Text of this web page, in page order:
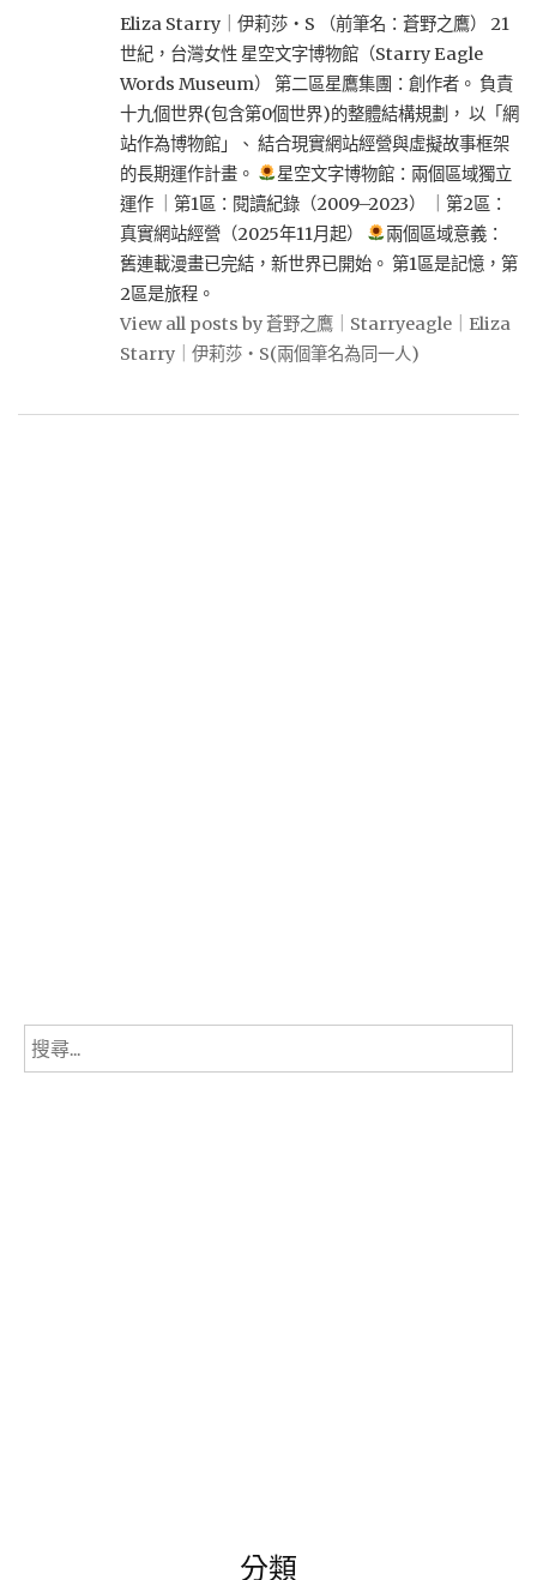
Eliza Starry｜伊莉莎・S （前筆名：蒼野之鷹） 21
世紀，台灣女性 星空文字博物館（Starry Eagle
Words Museum） 第二區星鷹集團：創作者。 負責
十九個世界(包含第0個世界)的整體結構規劃， 以「網
站作為博物館」、 結合現實網站經營與虛擬故事框架
的長期運作計畫。
星空文字博物館：兩個區域獨立
運作 ｜第1區：閱讀紀錄（2009–2023） ｜第2區：
真實網站經營（2025年11月起）
兩個區域意義：
舊連載漫畫已完結，新世界已開始。 第1區是記憶，第
2區是旅程。
View all posts by 蒼野之鷹｜Starryeagle｜Eliza
Starry｜伊莉莎・S(兩個筆名為同一人)
搜
尋
分類